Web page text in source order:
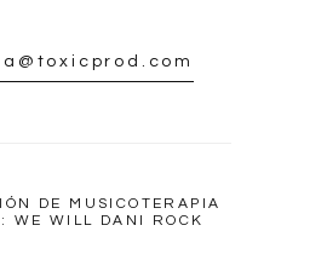
DE MUSICOTERAPIA
WE WILL DANI ROCK